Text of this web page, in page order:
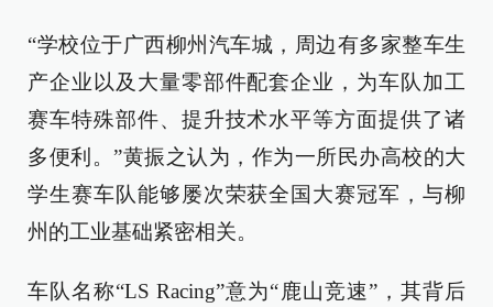
“学校位于广西柳州汽车城，周边有多家整车生
产企业以及大量零部件配套企业，为车队加工
赛车特殊部件、提升技术水平等方面提供了诸
多便利。”黄振之认为，作为一所民办高校的大
学生赛车队能够屡次荣获全国大赛冠军，与柳
州的工业基础紧密相关。
车队名称“LS Racing”意为“鹿山竞速”，其背后